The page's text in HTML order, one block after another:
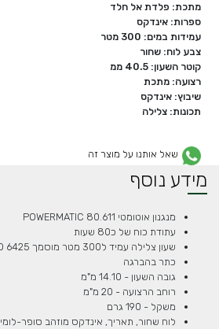
מתכת: פלדת אל חלד
ספרות: אינדקס
עמידות במים: 300 מטר
צבע לוח: שחור
קוטר השעון: 40.5 ממ
רצועה: מתכת
שיבוץ: אינדקס
תכונות: צלילה
שאל אותנו על מוצר זה
מידע נוסף
מנגנון אוטומטי POWERMATIC 80.611
עתודת כוח של כ80 שעות
שעון צלילה עמיד ל300 מטר מוסמך ISO 6425
כתר בהברגה
גובה השעון - 14.10 מ"מ
רוחב הרצועה - 20 מ"מ
משקל - 190 גרם
לוח שחור, תאריך, אינדקס מוזהב סופר-